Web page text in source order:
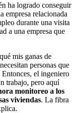
ha logrado conseguir
empresa relacionada
durante una visita
a una empresa que
mis ganas de
personas que
el ingeniero
trabajo, pero aquí
monitoreo a los
viviendas. La fibra